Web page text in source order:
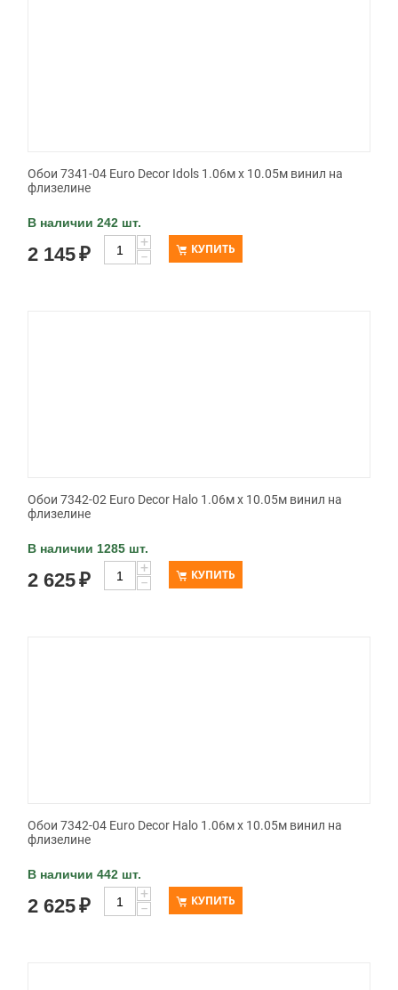
Обои 7341-04 Euro Decor Idols 1.06м x 10.05м винил на
флизелине
В наличии 242 шт.
2 145₽
+
−
КУПИТЬ
Обои 7342-02 Euro Decor Halo 1.06м x 10.05м винил на
флизелине
В наличии 1285 шт.
2 625₽
+
−
КУПИТЬ
Обои 7342-04 Euro Decor Halo 1.06м x 10.05м винил на
флизелине
В наличии 442 шт.
2 625₽
+
−
КУПИТЬ